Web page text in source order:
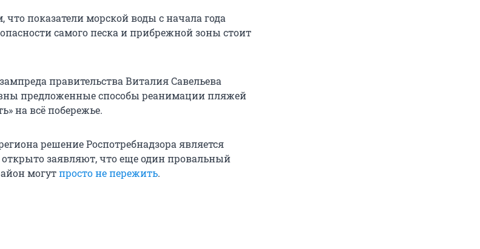
что показатели морской воды с начала года
самого песка и прибрежной зоны стоит
правительства Виталия Савельева
предложенные способы реанимации пляжей
на всё побережье.
решение Роспотребнадзора является
заявляют, что еще один провальный
могутпросто не пережить.